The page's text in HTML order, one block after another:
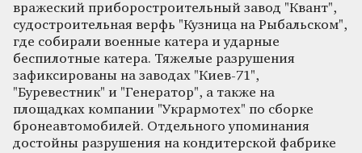
вражеский приборостроительный завод "Квант",
судостроительная верфь "Кузница на Рыбальском",
где собирали военные катера и ударные
беспилотные катера. Тяжелые разрушения
зафиксированы на заводах "Киев-71",
"Буревестник" и "Генератор", а также на
площадках компании "Укрармотех" по сборке
бронеавтомобилей. Отдельного упоминания
достойны разрушения на кондитерской фабрике